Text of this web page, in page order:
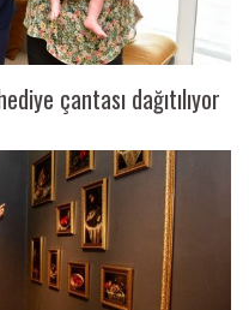
çantası dağıtılıyor